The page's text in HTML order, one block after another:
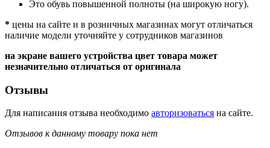
Это обувь повышенной полноты (на широкую ногу).
* цены на сайте и в розничных магазинах могут отличаться
наличие модели уточняйте у сотрудников магазинов
на экране вашего устройства цвет товара может
незначительно отличаться от оригинала
Отзывы
Для написания отзыва необходимо авторизоваться на сайте.
Отзывов к данному товару пока нет